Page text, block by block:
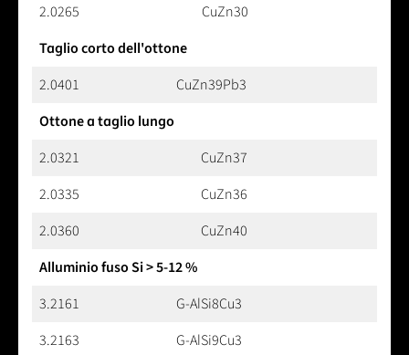
2.0265
CuZn30
Taglio corto dell'ottone
2.0401
CuZn39Pb3
Ottone a taglio lungo
2.0321
CuZn37
2.0335
CuZn36
2.0360
CuZn40
Alluminio fuso Si > 5-12 %
3.2161
G-AlSi8Cu3
3.2163
G-AlSi9Cu3